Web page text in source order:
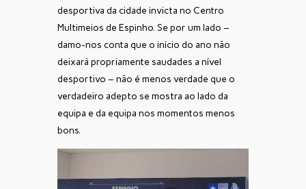
desportiva da cidade invicta no Centro
Multimeios de Espinho. Se por um lado –
damo-nos conta que o início do ano não
deixará propriamente saudades a nível
desportivo – não é menos verdade que o
verdadeiro adepto se mostra ao lado da
equipa e da equipa nos momentos menos
bons.